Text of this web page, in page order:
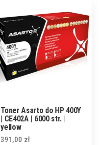
Toner Asarto do HP 400Y
| CE402A | 6000 str. |
yellow
391,00 zł